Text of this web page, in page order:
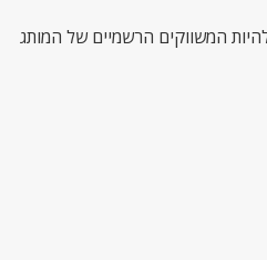
המשווקים הרשמיים של המותג